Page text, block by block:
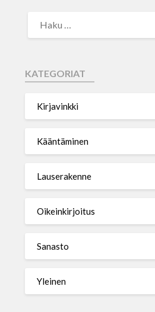
KATEGORIAT
Kirjavinkki
Kääntäminen
Lauserakenne
Oikeinkirjoitus
Sanasto
Yleinen